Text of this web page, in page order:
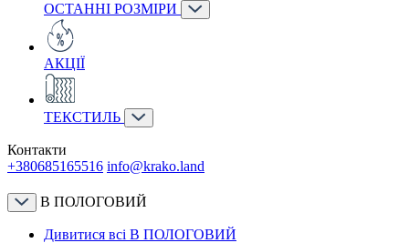
ОСТАННІ РОЗМІРИ
АКЦІЇ
ТЕКСТИЛЬ
Контакти
+380685165516 info@krako.land
В ПОЛОГОВИЙ
Дивитися всі В ПОЛОГОВИЙ